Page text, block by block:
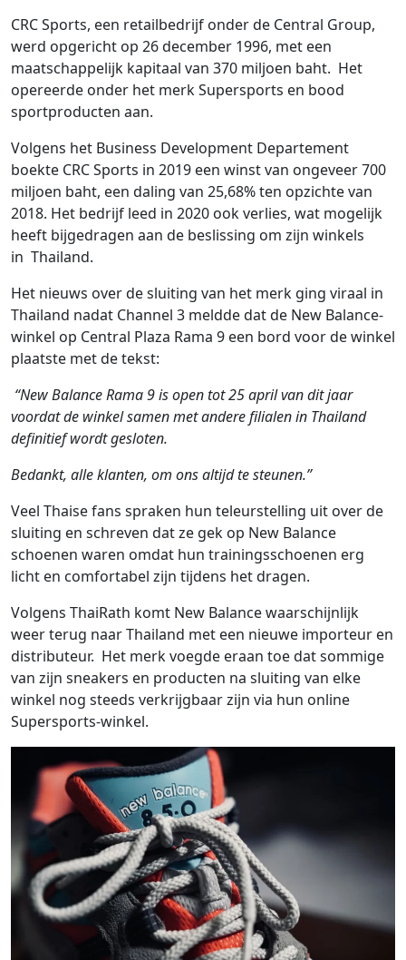
CRC Sports, een retailbedrijf onder de Central Group,
werd opgericht op 26 december 1996, met een
maatschappelijk kapitaal van 370 miljoen baht. Het
opereerde onder het merk Supersports en bood
sportproducten aan.
Volgens het Business Development Departement
boekte CRC Sports in 2019 een winst van ongeveer 700
miljoen baht, een daling van 25,68% ten opzichte van
2018. Het bedrijf leed in 2020 ook verlies, wat mogelijk
heeft bijgedragen aan de beslissing om zijn winkels
in Thailand.
Het nieuws over de sluiting van het merk ging viraal in
Thailand nadat Channel 3 meldde dat de New Balance-
winkel op Central Plaza Rama 9 een bord voor de winkel
plaatste met de tekst:
“New Balance Rama 9 is open tot 25 april van dit jaar
voordat de winkel samen met andere filialen in Thailand
definitief wordt gesloten.
Bedankt, alle klanten, om ons altijd te steunen.”
Veel Thaise fans spraken hun teleurstelling uit over de
sluiting en schreven dat ze gek op New Balance
schoenen waren omdat hun trainingsschoenen erg
licht en comfortabel zijn tijdens het dragen.
Volgens ThaiRath komt New Balance waarschijnlijk
weer terug naar Thailand met een nieuwe importeur en
distributeur. Het merk voegde eraan toe dat sommige
van zijn sneakers en producten na sluiting van elke
winkel nog steeds verkrijgbaar zijn via hun online
Supersports-winkel.